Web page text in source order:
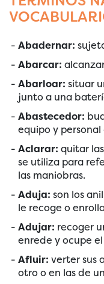
Abadernar:
Abarcar:
Abarloar: situar
junto a una
Abastecedor:
equipo y
Aclarar: quitar
se utiliza para
las maniobras.
Aduja: son los
le recoge o
Adujar: recoger
enrede y ocupe
Afluir: verter sus
otro o en las de